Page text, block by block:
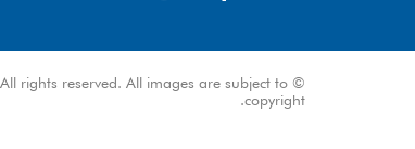
rights reserved. All images are subject to
copyright.